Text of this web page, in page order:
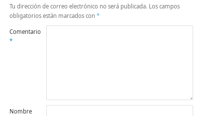
Tu dirección de correo electrónico no será publicada. Los campos
obligatorios están marcados con *
Comentario
*
Nombre